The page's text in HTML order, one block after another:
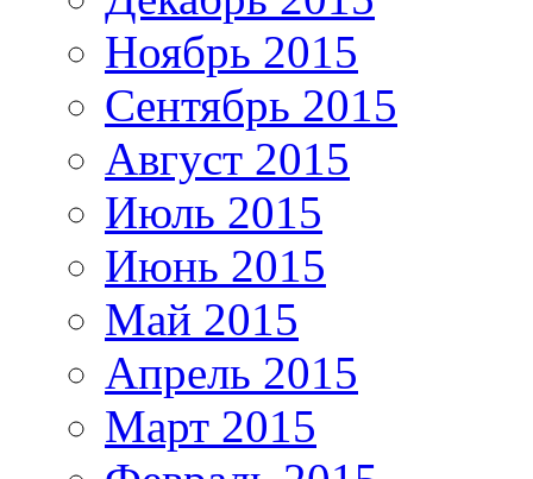
Ноябрь 2015
Сентябрь 2015
Август 2015
Июль 2015
Июнь 2015
Май 2015
Апрель 2015
Март 2015